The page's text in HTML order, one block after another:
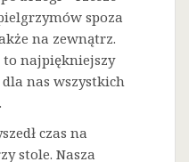
spoza
na zewnątrz.
najpiękniejszy
nas wszystkich
czas na
stole. Nasza